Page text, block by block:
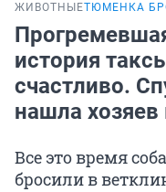
ЖИВОТНЫЕТЮМЕНКА
история
счастливо.
нашла
Все это время
бросили в